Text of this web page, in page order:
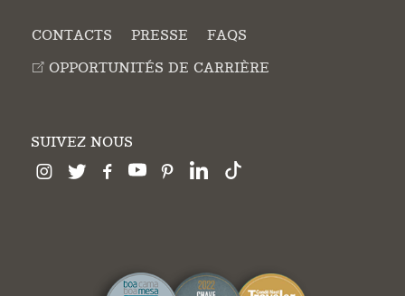
CONTACTS PRESSE
FAQS
OPPORTUNITÉS DE CARRIÈRE
SUIVEZ NOUS